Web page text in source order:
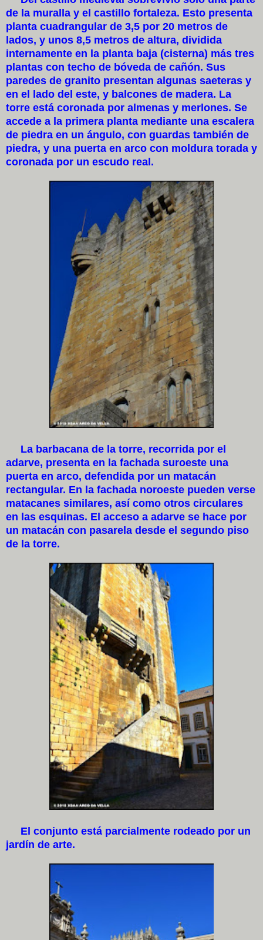
de la muralla y el castillo fortaleza. Esto presenta
planta cuadrangular de 3,5 por 20 metros de
lados, y unos 8,5 metros de altura, dividida
internamente en la planta baja (cisterna) más tres
plantas con techo de bóveda de cañón. Sus
paredes de granito presentan algunas saeteras y
en el lado del este, y balcones de madera. La
torre está coronada por almenas y merlones. Se
accede a la primera planta mediante una escalera
de piedra en un ángulo, con guardas también de
piedra, y una puerta en arco con moldura torada y
coronada por un escudo real.
La barbacana de la torre, recorrida por el
adarve, presenta en la fachada suroeste una
puerta en arco, defendida por un matacán
rectangular. En la fachada noroeste pueden verse
matacanes similares, así como otros circulares
en las esquinas. El acceso a adarve se hace por
un matacán con pasarela desde el segundo piso
de la torre.
El conjunto está parcialmente rodeado por un
jardín de arte.